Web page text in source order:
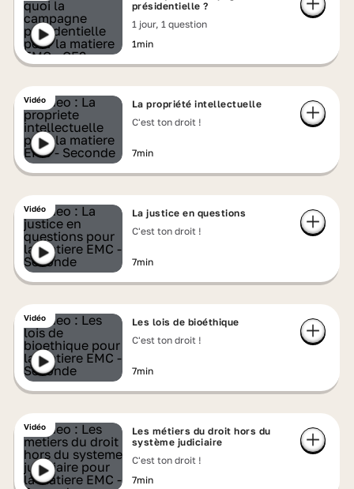
présidentielle ?
1 jour, 1 question
1min
Vidéo
La propriété intellectuelle
C'est ton droit !
7min
Vidéo
La justice en questions
C'est ton droit !
7min
Vidéo
Les lois de bioéthique
C'est ton droit !
7min
Vidéo
Les métiers du droit hors du
système judiciaire
C'est ton droit !
7min